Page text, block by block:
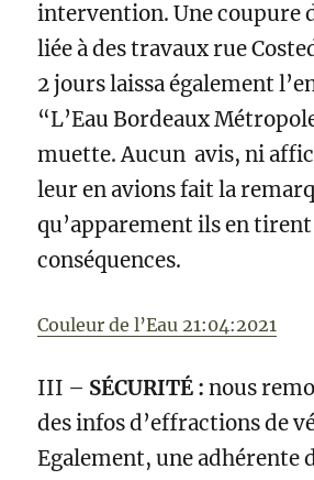
intervention. Une coupure
liée à des travaux rue
2 jours laissa également
“L’Eau Bordeaux
muette. Aucun avis, ni
leur en avions fait la
qu’apparement ils en tirent
conséquences.
Couleur de l’Eau 21:04:2021
III – SÉCURITÉ :nous
des infos d’effractions de
Egalement, une adhérente